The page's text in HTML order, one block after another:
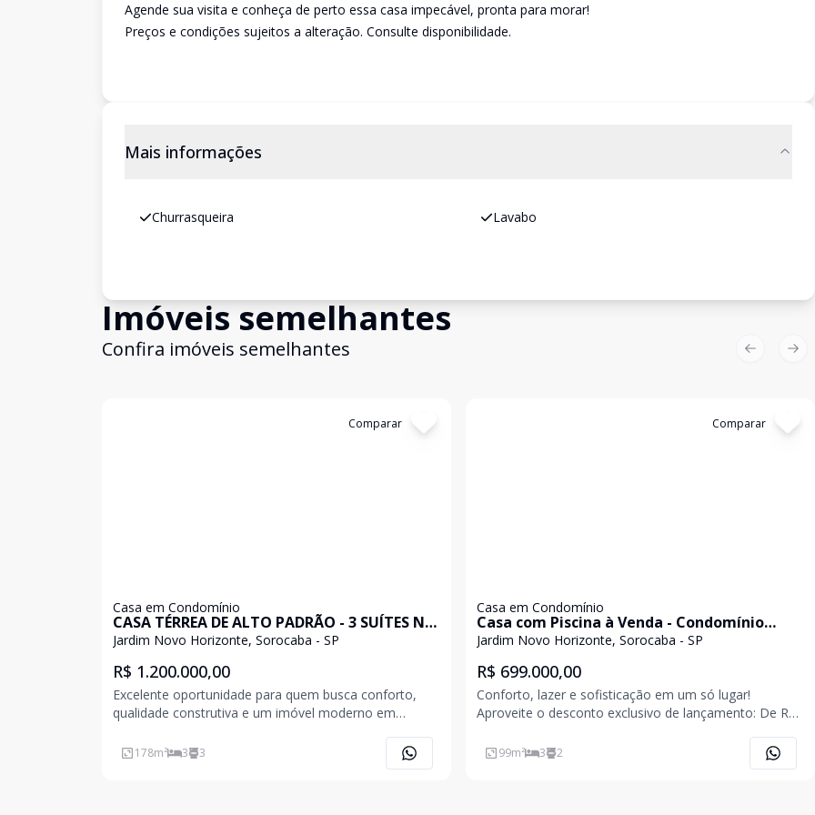
Agende sua visita e conheça de perto essa casa impecável, pronta para morar!
Preços e condições sujeitos a alteração. Consulte disponibilidade.
Mais informações
Churrasqueira Lavabo
Imóveis semelhantes
Confira imóveis semelhantes
Comparar
Casa em Condomínio
CASA TÉRREA DE ALTO PADRÃO - 3 SUÍTES NA
AV. IPANEMA
Jardim Novo Horizonte, Sorocaba - SP
R$ 1.200.000,00
Excelente oportunidade para quem busca conforto,
qualidade construtiva e um imóvel moderno em
250m² (10x25) Área construída: 178m² 3 suítes (sendo
1 com closet) Sala e copa com pé direito duplo C
178m² 3 3
Comparar
Casa em Condomínio
Casa com Piscina à Venda - Condomínio
Residencial Jardim | Sorocaba/SP
Jardim Novo Horizonte, Sorocaba - SP
R$ 699.000,00
Conforto, lazer e sofisticação em um só lugar!
Aproveite o desconto exclusivo de lançamento: De R$
30/10/2025 --- Características do imóvel: - 3
99m² 3 2
Previous